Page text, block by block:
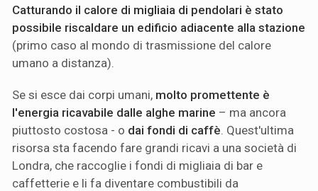
Catturando il calore di migliaia di pendolari è stato
possibile riscaldare un edificio adiacente alla stazione
(primo caso al mondo di trasmissione del calore
umano a distanza).
Se si esce dai corpi umani, molto promettente è
l'energia ricavabile dalle alghe marine – ma ancora
piuttosto costosa - o dai fondi di caffè . Quest'ultima
risorsa sta facendo fare grandi ricavi a una società di
Londra, che raccoglie i fondi di migliaia di bar e
caffetterie e li fa diventare combustibili da